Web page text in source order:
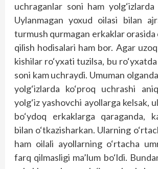
uchraganlar soni ham
Uylanmagan yoxud oilasi bilan
turmush qurmagan erkaklar orasida
qilish hodisalari ham bor. Agar
kishilar ro‘yxati tuzilsa, bu
soni kam uchraydi. Umuman
yolg‘izlarda ko‘proq uchrashi
yolg‘iz yashovchi ayollarga kelsak,
bo‘ydoq erkaklarga qaraganda,
bilan o‘tkazisharkan. Ularning
ham oilali ayollarning o‘rtacha
farq qilmasligi ma’lum bo‘ldi.